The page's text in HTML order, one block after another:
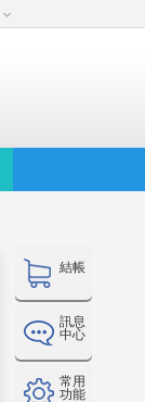
結帳
訊息
中心
常用
功能